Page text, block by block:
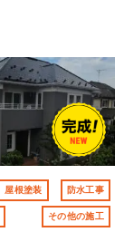
屋根塗装 防水工事
その他の施工